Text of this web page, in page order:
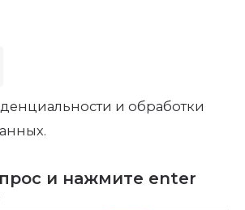
и обработки
и нажмите enter